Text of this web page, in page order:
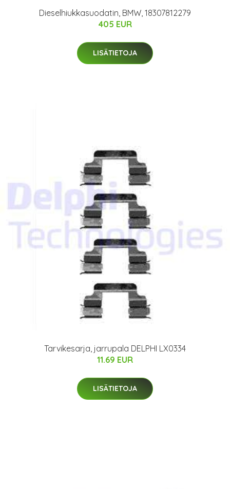
Dieselhiukkasuodatin, BMW, 18307812279
405 EUR
LISÄTIETOJA
Tarvikesarja, jarrupala DELPHI LX0334
11.69 EUR
LISÄTIETOJA